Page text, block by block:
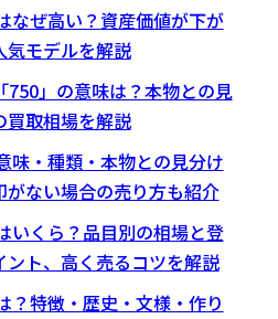
なぜ高い？資産価値が下が
気モデルを解説
750」の意味は？本物との見
買取相場を解説
味・種類・本物との見分け
がない場合の売り方も紹介
いくら？品目別の相場と登
ント、高く売るコツを解説
？特徴・歴史・文様・作り